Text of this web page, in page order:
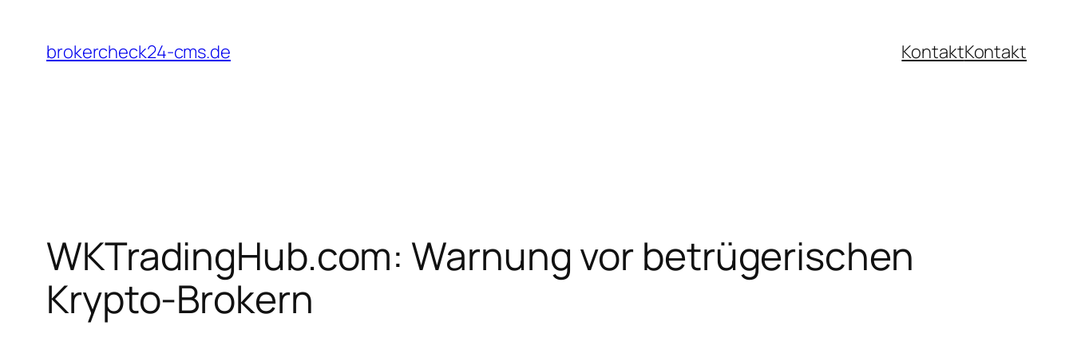
Inhalt
springen
brokercheck24-cms.de KontaktKontakt
WKTradingHub.com: Warnung vor betrügerischen
Krypto-Brokern